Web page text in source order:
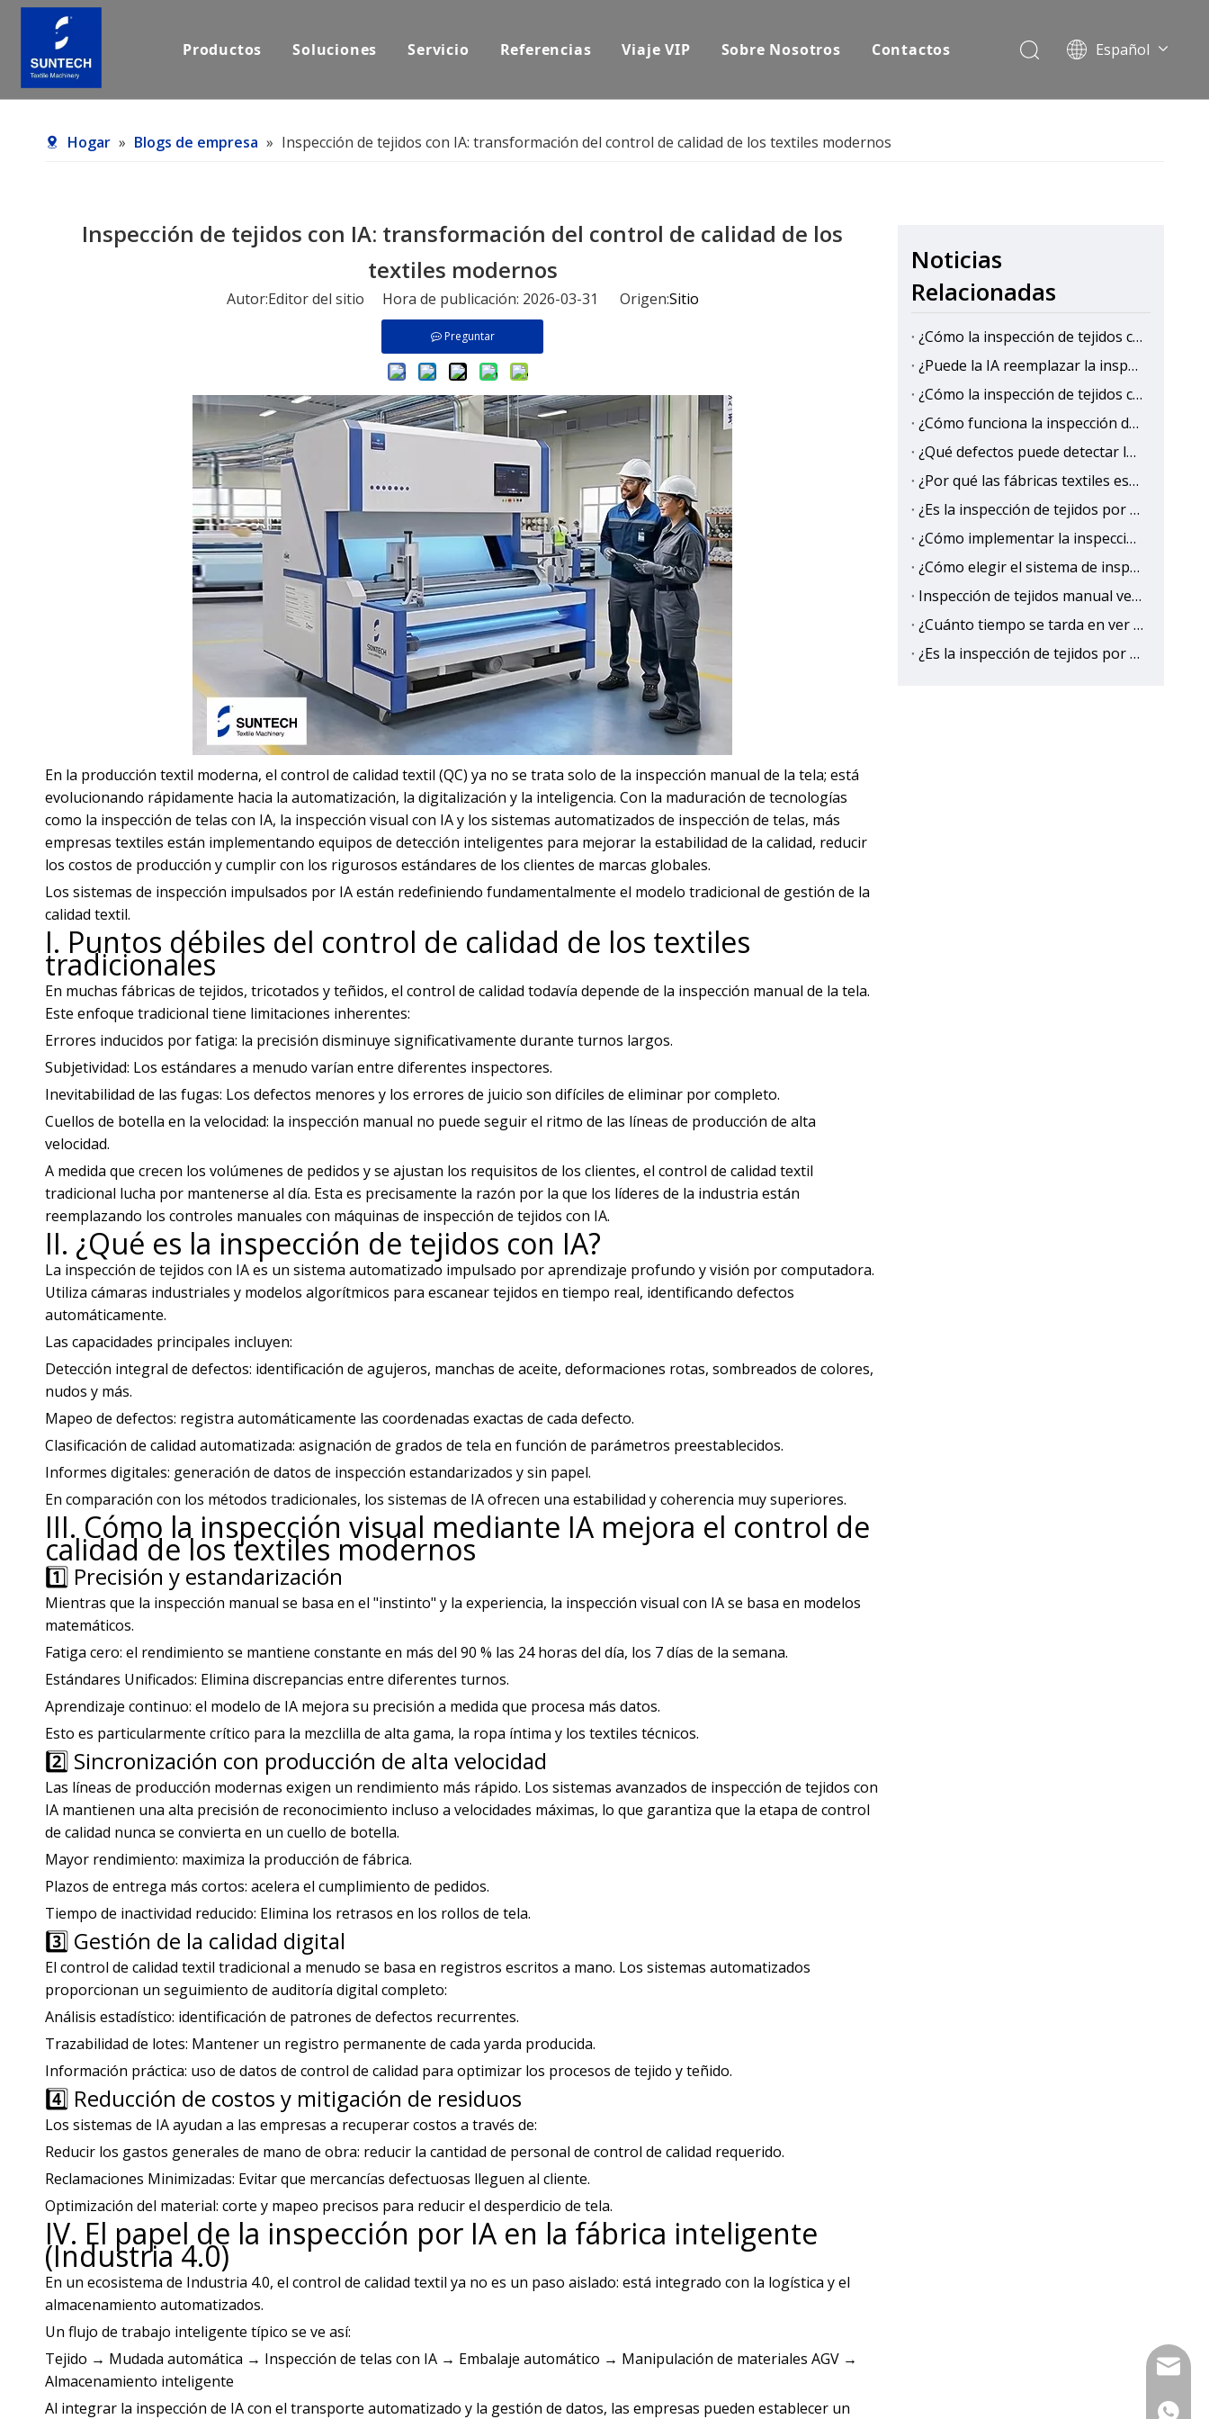
Productos Soluciones Servicio Referencias Viaje VIP Sobre Nosotros Contactos Español
Pусский
Hogar » Blogs de empresa » Inspección de tejidos con IA: transformación del control de calidad de los textiles modernos
Inspección de tejidos con IA: transformación del control de calidad de los
textiles modernos
Autor:Editor del sitio Hora de publicación: 2026-03-31 Origen:Sitio
Preguntar
En la producción textil moderna, el control de calidad textil (QC) ya no se trata solo de la inspección manual de la tela; está
evolucionando rápidamente hacia la automatización, la digitalización y la inteligencia. Con la maduración de tecnologías
como la inspección de telas con IA, la inspección visual con IA y los sistemas automatizados de inspección de telas, más
empresas textiles están implementando equipos de detección inteligentes para mejorar la estabilidad de la calidad, reducir
los costos de producción y cumplir con los rigurosos estándares de los clientes de marcas globales.
Los sistemas de inspección impulsados ​​por IA están redefiniendo fundamentalmente el modelo tradicional de gestión de la
calidad textil.
I. Puntos débiles del control de calidad de los textiles
tradicionales
En muchas fábricas de tejidos, tricotados y teñidos, el control de calidad todavía depende de la inspección manual de la tela.
Este enfoque tradicional tiene limitaciones inherentes:
Errores inducidos por fatiga: la precisión disminuye significativamente durante turnos largos.
Subjetividad: Los estándares a menudo varían entre diferentes inspectores.
Inevitabilidad de las fugas: Los defectos menores y los errores de juicio son difíciles de eliminar por completo.
Cuellos de botella en la velocidad: la inspección manual no puede seguir el ritmo de las líneas de producción de alta
velocidad.
A medida que crecen los volúmenes de pedidos y se ajustan los requisitos de los clientes, el control de calidad textil
tradicional lucha por mantenerse al día. Esta es precisamente la razón por la que los líderes de la industria están
reemplazando los controles manuales con máquinas de inspección de tejidos con IA.
II. ¿Qué es la inspección de tejidos con IA?
La inspección de tejidos con IA es un sistema automatizado impulsado por aprendizaje profundo y visión por computadora.
Utiliza cámaras industriales y modelos algorítmicos para escanear tejidos en tiempo real, identificando defectos
automáticamente.
Las capacidades principales incluyen:
Detección integral de defectos: identificación de agujeros, manchas de aceite, deformaciones rotas, sombreados de colores,
nudos y más.
Mapeo de defectos: registra automáticamente las coordenadas exactas de cada defecto.
Clasificación de calidad automatizada: asignación de grados de tela en función de parámetros preestablecidos.
Informes digitales: generación de datos de inspección estandarizados y sin papel.
En comparación con los métodos tradicionales, los sistemas de IA ofrecen una estabilidad y coherencia muy superiores.
III. Cómo la inspección visual mediante IA mejora el control de
calidad de los textiles modernos
1️⃣ Precisión y estandarización
Mientras que la inspección manual se basa en el "instinto" y la experiencia, la inspección visual con IA se basa en modelos
matemáticos.
Fatiga cero: el rendimiento se mantiene constante en más del 90 % las 24 horas del día, los 7 días de la semana.
Estándares Unificados: Elimina discrepancias entre diferentes turnos.
Aprendizaje continuo: el modelo de IA mejora su precisión a medida que procesa más datos.
Esto es particularmente crítico para la mezclilla de alta gama, la ropa íntima y los textiles técnicos.
2️⃣ Sincronización con producción de alta velocidad
Las líneas de producción modernas exigen un rendimiento más rápido. Los sistemas avanzados de inspección de tejidos con
IA mantienen una alta precisión de reconocimiento incluso a velocidades máximas, lo que garantiza que la etapa de control
de calidad nunca se convierta en un cuello de botella.
Mayor rendimiento: maximiza la producción de fábrica.
Plazos de entrega más cortos: acelera el cumplimiento de pedidos.
Tiempo de inactividad reducido: Elimina los retrasos en los rollos de tela.
3️⃣ Gestión de la calidad digital
El control de calidad textil tradicional a menudo se basa en registros escritos a mano. Los sistemas automatizados
proporcionan un seguimiento de auditoría digital completo:
Análisis estadístico: identificación de patrones de defectos recurrentes.
Trazabilidad de lotes: Mantener un registro permanente de cada yarda producida.
Información práctica: uso de datos de control de calidad para optimizar los procesos de tejido y teñido.
4️⃣ Reducción de costos y mitigación de residuos
Los sistemas de IA ayudan a las empresas a recuperar costos a través de:
Reducir los gastos generales de mano de obra: reducir la cantidad de personal de control de calidad requerido.
Reclamaciones Minimizadas: Evitar que mercancías defectuosas lleguen al cliente.
Optimización del material: corte y mapeo precisos para reducir el desperdicio de tela.
IV. El papel de la inspección por IA en la fábrica inteligente
(Industria 4.0)
En un ecosistema de Industria 4.0, el control de calidad textil ya no es un paso aislado: está integrado con la logística y el
almacenamiento automatizados.
Un flujo de trabajo inteligente típico se ve así:
Tejido → Mudada automática → Inspección de telas con IA → Embalaje automático → Manipulación de materiales AGV →
Almacenamiento inteligente
Al integrar la inspección de IA con el transporte automatizado y la gestión de datos, las empresas pueden establecer un
Noticias
Relacionadas
¿Cómo la inspección de tejidos con IA mejora la eficiencia de la producción en las fábricas textiles?
¿Puede la IA reemplazar la inspección manual de telas?
¿Cómo la inspección de tejidos con IA reduce los costos de control de calidad?
¿Cómo funciona la inspección de tejidos con IA?
¿Qué defectos puede detectar la inspección de tejidos con IA?
¿Por qué las fábricas textiles están cambiando a la inspección de tejidos con IA?
¿Es la inspección de tejidos por IA más precisa que la humana?
¿Cómo implementar la inspección de tejidos basada en IA para eliminar la salida de defectos?
¿Cómo elegir el sistema de inspección de tejidos con IA adecuado?
Inspección de tejidos manual versus IA: precisión, velocidad y comparación de costos
¿Cuánto tiempo se tarda en ver el retorno de la inversión (ROI) de la inspección de tejidos con IA?
¿Es la inspección de tejidos por IA mejor que la inspección manual tradicional?
+86-